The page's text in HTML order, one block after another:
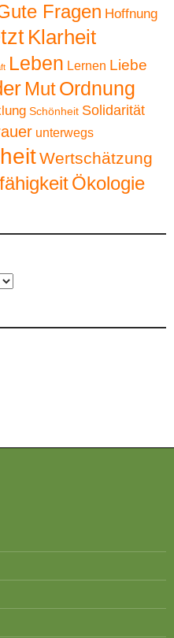
Fragen Hoffnung
Klarheit
Leben Lernen Liebe
MutOrdnung
Schönheit Solidarität
unterwegs
Wertschätzung
Ökologie